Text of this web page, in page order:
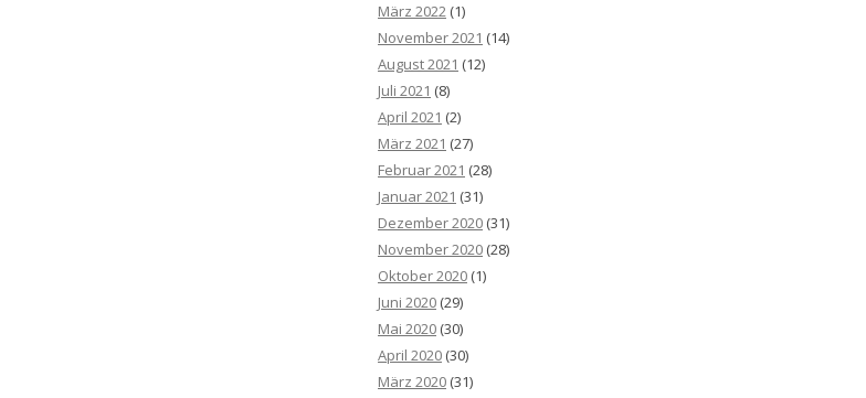
März 2022 (1)
November 2021 (14)
August 2021 (12)
Juli 2021 (8)
April 2021 (2)
März 2021 (27)
Februar 2021 (28)
Januar 2021 (31)
Dezember 2020 (31)
November 2020 (28)
Oktober 2020 (1)
Juni 2020 (29)
Mai 2020 (30)
April 2020 (30)
März 2020 (31)